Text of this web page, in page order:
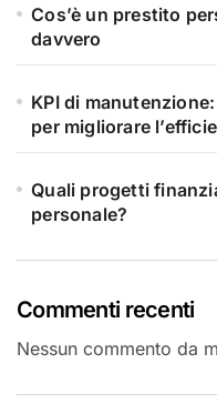
Cos’è un prestito
davvero
KPI di
per migliorare
Quali progetti
personale?
Commenti recenti
Nessun commento da